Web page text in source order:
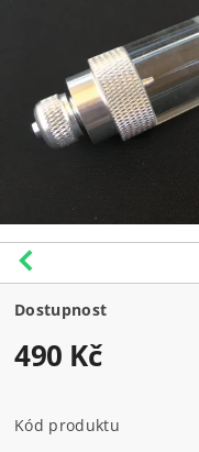
Dostupnost
490 Kč
Kód produktu